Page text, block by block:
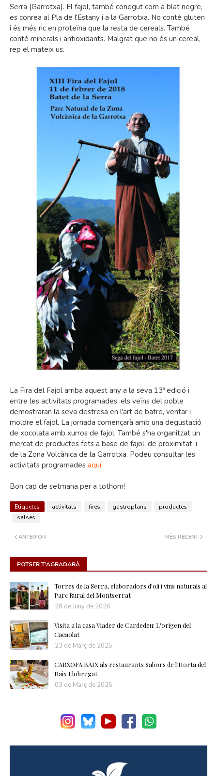
Serra (Garrotxa). El fajol, també conegut com a blat negre,
es conrea al Pla de l'Estany i a la Garrotxa. No conté gluten
i és més ric en proteïna que la resta de cereals. També
conté minerals i antioxidants. Malgrat que no és un cereal,
rep el mateix us.
La Fira del Fajol arriba aquest any a la seva 13ª edició i
entre les activitats programades, els veïns del poble
demostraran la seva destresa en l'art de batre, ventar i
moldre el fajol. La jornada començarà amb una degustació
de xocolata amb xurros de fajol. També s'ha organitzat un
mercat de productes fets a base de fajol, de proximitat, i
de la Zona Volcànica de la Garrotxa. Podeu consultar les
activitats programades aquí
Bon cap de setmana per a tothom!
Etiquetes activitats fires gastroplans
productes
salses
MÉS RECENT
ANTERIOR
POTSER T'AGRADARÀ
Torres de la Serra, elaboradors d'oli i vins naturals al
Parc Rural del Montserrat
28 de Juny de 2026
Visita a la casa Viader de Cardedeu: L'origen del
Cacaolat
23 de Març de 2025
CARXOFA BAIX als restaurants Sabors de l’Horta del
Baix Llobregat
03 de Març de 2025